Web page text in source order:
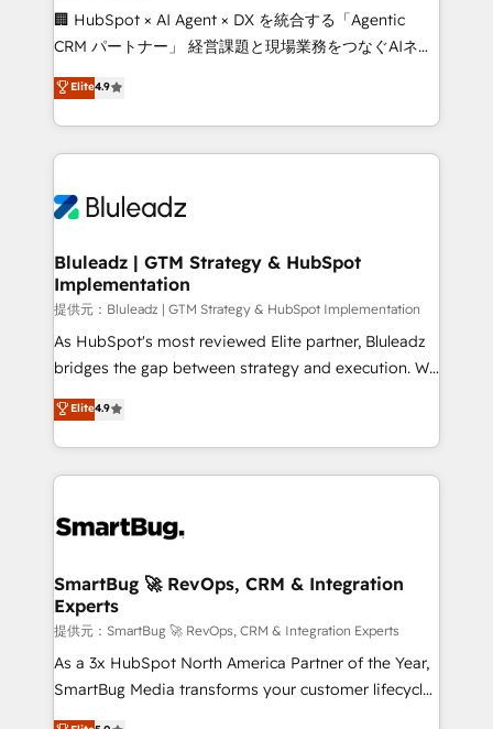
around your business, not a template. ➤ Migration:
Move from any legacy CRM. Zero downtime, full data
run your revenue process. Sales, marketing, and
service wired together. ➤ AI and Integrations: Layer
tune-ups, feature rollouts, adoption coaching. Buying
HubSpot, switching to it, or reviving a stale portal?
🏢 HubSpot × AI Agent × DX を統合する「Agentic
CRM パートナー」 経営課題と現場業務をつなぐAIネイ
ティブ・エージェンシーとして、HubSpot Eliteの実装
力で顧客フロント業務を再設計します。 💡 100inc は何
をする会社か？ HubSpotを共通基盤に、AIエージェン
トを組み込んだ顧客フロント業務（マーケティング・営
ィブ・エージェンシーです。事業部・グループ会社・部
を、CRMを軸とした全社共通基盤に再構築します。意
思決定者・PMO・現場担当者に並走します。 1️⃣
HubSpot導入・活用支援 顧客データの一元化から、
GTMの見える化・自動化まで。全Hub統合運用、デー
タ品質設計、グループ横断のCRM統合に対応します。
の一部をAIが自律実行する組織への移行を設計・実装。
Breeze・Claude等をHubSpotと連携させ、役割定義・
革を、構想から実装・定着までPMOとして主導。「設
の統合・浸透・変革管理を実行します。 ▸ CMS戦略設
計・構築：リード獲得・CVR・SEOを前提にした情報設
計・導線設計・テンプレート設計をContent Hubで一体
提供。 ▸ 既存CRM・MAからの移行支援：Salesforce・
Marketo・Pardot等からの移行、カスタム設計、履歴
Elite4.9
Bluleadz | GTM Strategy & HubSpot
Implementation
提供元：Bluleadz | GTM Strategy & HubSpot Implementation
As HubSpot's most reviewed Elite partner, Bluleadz
bridges the gap between strategy and execution. We
don't just "set up tools" — we install the GTM
Operating System (GTM OS) to align your leadership
and engineer a portal that drives predictable
revenue velocity. 🚀 GTM Strategy & Alignment
stalling growth. Fix your ICP, Math, and Story to stop
Scalable Architecture: Zero-technical-debt setup
across all Hubs, validated by our 7 HubSpot
Accreditations. AI-Powered RevOps: Breeze AI,
custom AI agents, and high-integrity migrations for
total reporting clarity. Security & Compliance: SOC 2
Elite4.9
SmartBug 🚀 RevOps, CRM & Integration
Experts
提供元：SmartBug 🚀 RevOps, CRM & Integration Experts
As a 3x HubSpot North America Partner of the Year,
SmartBug Media transforms your customer lifecycle
into a revenue engine. Our unified ecosystem